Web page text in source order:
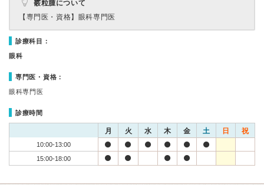
霰粒腫について
【専門医・資格】 眼科専門医
診療科目：
眼科
専門医・資格：
眼科専門医
診療時間
月 火 水 木 金 土 日 祝
10:00-13:00
15:00-18:00